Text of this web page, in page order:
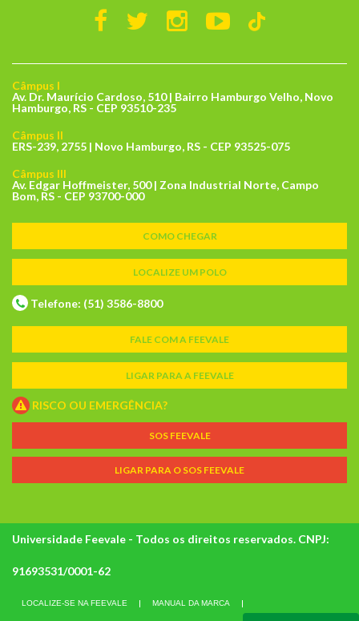
Câmpus I
Av. Dr. Maurício Cardoso, 510 | Bairro Hamburgo Velho, Novo
Hamburgo, RS - CEP 93510-235
Câmpus II
ERS-239, 2755 | Novo Hamburgo, RS - CEP 93525-075
Câmpus III
Av. Edgar Hoffmeister, 500 | Zona Industrial Norte, Campo
Bom, RS - CEP 93700-000
COMO CHEGAR
LOCALIZE UM POLO
Telefone: (51) 3586-8800
FALE COM A FEEVALE
LIGAR PARA A FEEVALE
RISCO OU EMERGÊNCIA?
SOS FEEVALE
LIGAR PARA O SOS FEEVALE
Universidade Feevale - Todos os direitos reservados. CNPJ:
91693531/0001-62
LOCALIZE-SE NA FEEVALE MANUAL DA MARCA